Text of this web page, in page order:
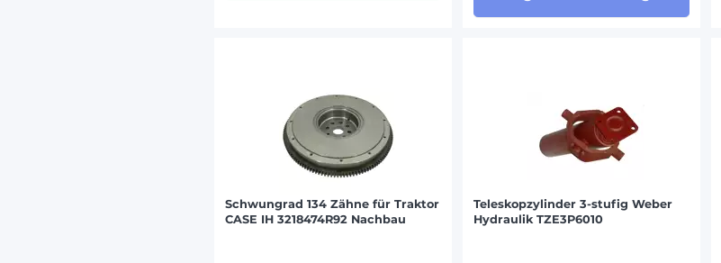
Schwungrad 134 Zähne für Traktor
CASE IH 3218474R92 Nachbau
Teleskopzylinder 3-stufig Weber
Hydraulik TZE3P6010